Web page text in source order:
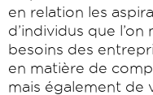
en relation les
d’individus que
besoins des
en matière de
mais également de